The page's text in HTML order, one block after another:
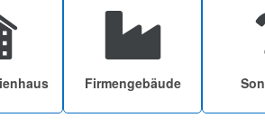
Firmengebäude